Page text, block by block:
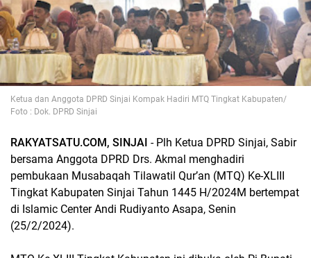
Ketua dan Anggota DPRD Sinjai Kompak Hadiri MTQ Tingkat Kabupaten/
Foto : Dok. DPRD Sinjai
RAKYATSATU.COM, SINJAI - Plh Ketua DPRD Sinjai, Sabir
bersama Anggota DPRD Drs. Akmal menghadiri
pembukaan Musabaqah Tilawatil Qur’an (MTQ) Ke-XLIII
Tingkat Kabupaten Sinjai Tahun 1445 H/2024M bertempat
di Islamic Center Andi Rudiyanto Asapa, Senin
(25/2/2024).